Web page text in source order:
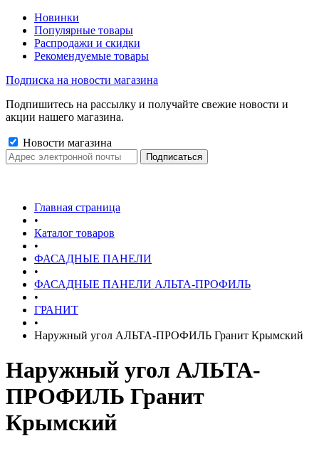
Новинки
Популярные товары
Распродажи и скидки
Рекомендуемые товары
Подписка на новости магазина
Подпишитесь на рассылку и получайте свежие новости и
акции нашего магазина.
Новости магазина
Главная страница
•
Каталог товаров
•
ФАСАДНЫЕ ПАНЕЛИ
•
ФАСАДНЫЕ ПАНЕЛИ АЛЬТА-ПРОФИЛЬ
•
ГРАНИТ
•
Наружный угол АЛЬТА-ПРОФИЛЬ Гранит Крымский
Наружный угол АЛЬТА-
ПРОФИЛЬ Гранит
Крымский